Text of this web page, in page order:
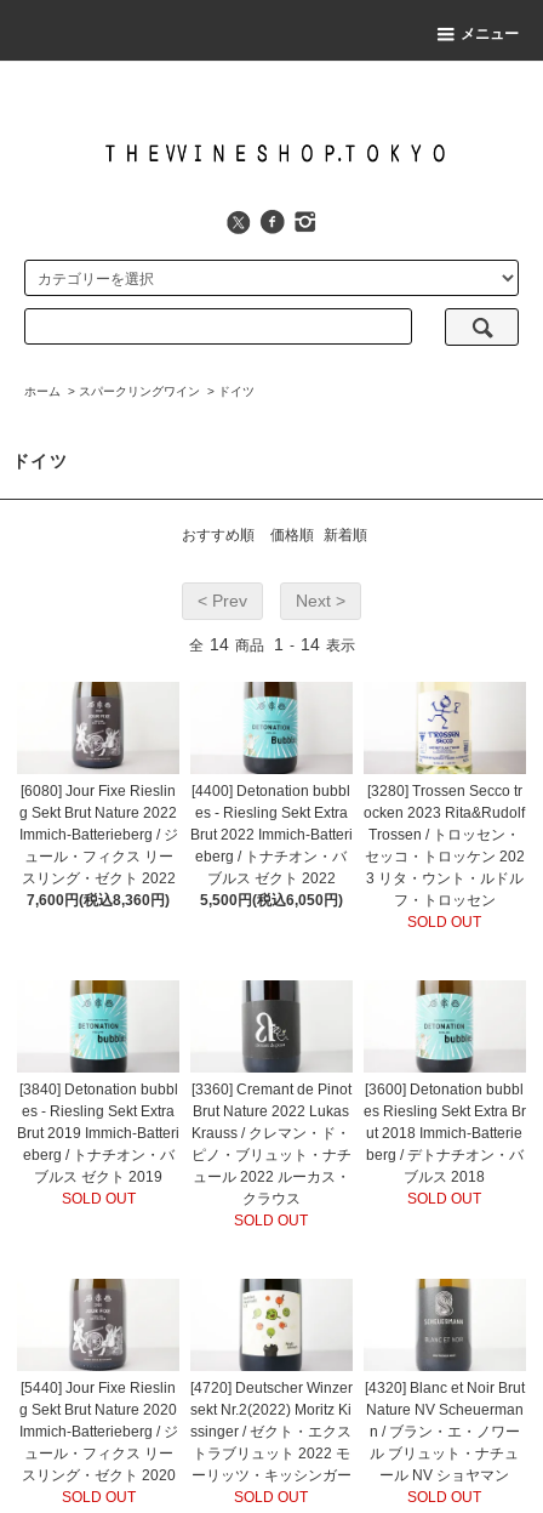
メニュー
ホーム > スパークリングワイン > ドイツ
ドイツ
おすすめ順 価格順 新着順
< Prev Next >
全 14 商品 1 - 14 表示
[6080] Jour Fixe Rieslin
g Sekt Brut Nature 2022
Immich-Batterieberg / ジ
ュール・フィクス リー
スリング・ゼクト 2022
7,600円(税込8,360円)
[4400] Detonation bubbl
es - Riesling Sekt Extra
Brut 2022 Immich-Batteri
eberg / トナチオン・バ
ブルス ゼクト 2022
5,500円(税込6,050円)
[3280] Trossen Secco tr
ocken 2023 Rita&Rudolf
Trossen / トロッセン・
セッコ・トロッケン 202
3 リタ・ウント・ルドル
フ・トロッセン
SOLD OUT
[3840] Detonation bubbl
es - Riesling Sekt Extra
Brut 2019 Immich-Batteri
eberg / トナチオン・バ
ブルス ゼクト 2019
SOLD OUT
[3360] Cremant de Pinot
Brut Nature 2022 Lukas
Krauss / クレマン・ド・
ピノ・ブリュット・ナチ
ュール 2022 ルーカス・
クラウス
SOLD OUT
[3600] Detonation bubbl
es Riesling Sekt Extra Br
ut 2018 Immich-Batterie
berg / デトナチオン・バ
ブルス 2018
SOLD OUT
[5440] Jour Fixe Rieslin
g Sekt Brut Nature 2020
Immich-Batterieberg / ジ
ュール・フィクス リー
スリング・ゼクト 2020
SOLD OUT
[4720] Deutscher Winzer
sekt Nr.2(2022) Moritz Ki
ssinger / ゼクト・エクス
トラブリュット 2022 モ
ーリッツ・キッシンガー
SOLD OUT
[4320] Blanc et Noir Brut
Nature NV Scheuerman
n / ブラン・エ・ノワー
ル ブリュット・ナチュ
ール NV ショヤマン
SOLD OUT